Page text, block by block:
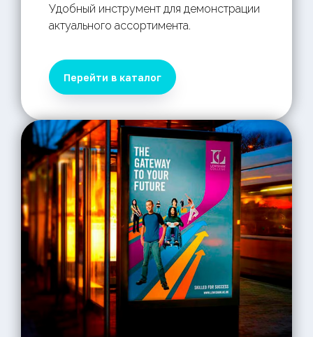
Удобный инструмент для демонстрации
актуального ассортимента.
Перейти в каталог